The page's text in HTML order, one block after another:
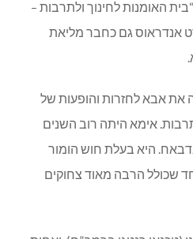
האומנות לחינוך ולתרבות –
אנדראוס גם כחבר מליאת
את אבא לחזרות והופעות של
אימא היתה רוב השנים
היא בעלת חוש הומור
שכולל הרבה מאוד צחוקים